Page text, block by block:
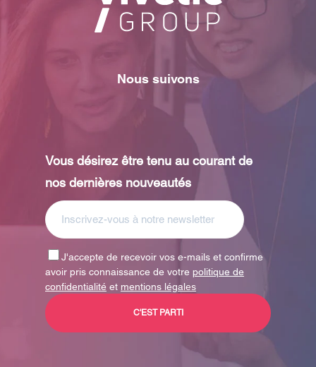
Nous suivons
Vous désirez être tenu au courant de
nos dernières nouveautés
J'accepte de recevoir vos e-mails et confirme
avoir pris connaissance de votre politique de
confidentialité et mentions légales